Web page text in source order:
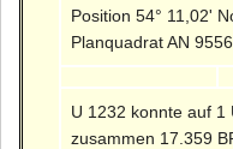
Position 54° 11,02'
Planquadrat AN 9556.
U 1232 konnte auf 1
zusammen 17.359